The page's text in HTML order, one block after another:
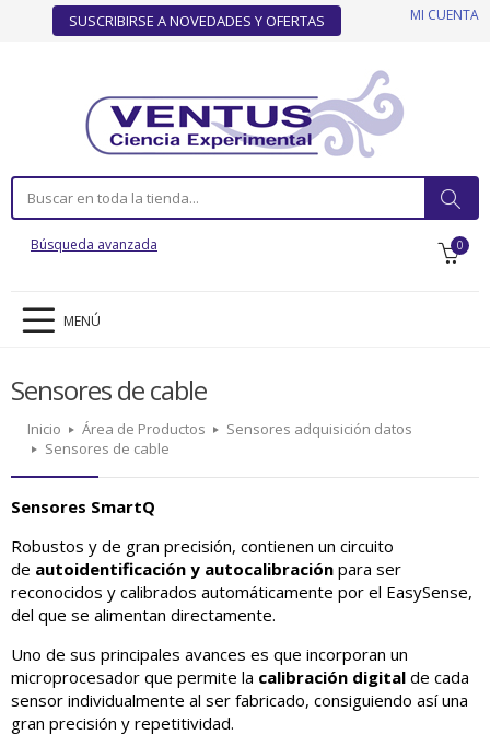
SUSCRIBIRSE A NOVEDADES Y OFERTAS MI CUENTA
Búsqueda avanzada 0
MENÚ
Sensores de cable
Inicio Área de Productos
Sensores adquisición datos
Sensores de cable
Sensores SmartQ
Robustos y de gran precisión, contienen un circuito
de autoidentificación y autocalibración para ser
reconocidos y calibrados automáticamente por el EasySense,
del que se alimentan directamente.
Uno de sus principales avances es que incorporan un
microprocesador que permite la calibración digital de cada
sensor individualmente al ser fabricado, consiguiendo así una
gran precisión y repetitividad.